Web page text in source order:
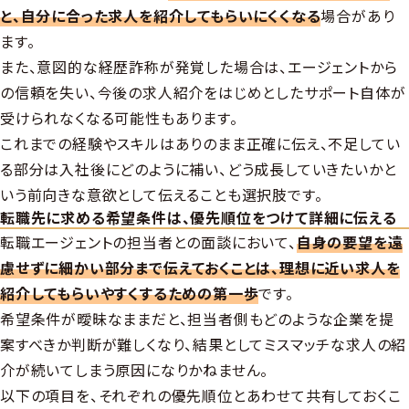
と、自分に合った求人を紹介してもらいにくくなる場合があり
ます。
また、意図的な経歴詐称が発覚した場合は、エージェントから
の信頼を失い、今後の求人紹介をはじめとしたサポート自体が
受けられなくなる可能性もあります。
これまでの経験やスキルはありのまま正確に伝え、不足してい
る部分は入社後にどのように補い、どう成長していきたいかと
いう前向きな意欲として伝えることも選択肢です。
転職先に求める希望条件は、優先順位をつけて詳細に伝える
転職エージェントの担当者との面談において、自身の要望を遠
慮せずに細かい部分まで伝えておくことは、理想に近い求人を
紹介してもらいやすくするための第一歩です。
希望条件が曖昧なままだと、担当者側もどのような企業を提
案すべきか判断が難しくなり、結果としてミスマッチな求人の紹
介が続いてしまう原因になりかねません。
以下の項目を、それぞれの優先順位とあわせて共有しておくこ